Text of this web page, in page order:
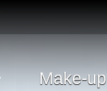
Make-up